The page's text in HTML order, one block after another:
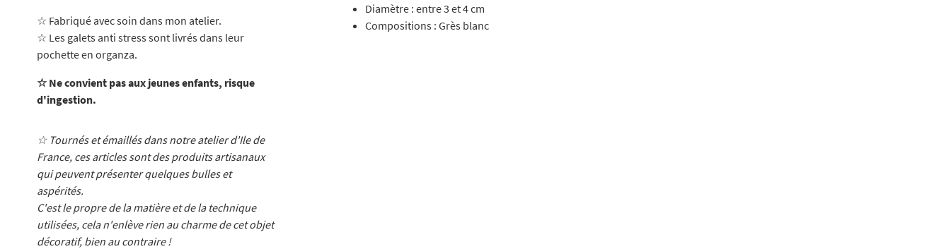
☆ Fabriqué avec soin dans mon atelier.
☆ Les galets anti stress sont livrés dans leur
pochette en organza.
☆ Ne convient pas aux jeunes enfants, risque
d'ingestion.
☆ Tournés et émaillés dans notre atelier d'Ile de
France, ces articles sont des produits artisanaux
qui peuvent présenter quelques bulles et
aspérités.
C'est le propre de la matière et de la technique
utilisées, cela n'enlève rien au charme de cet objet
décoratif, bien au contraire !
Diamètre : entre 3 et 4 cm
Compositions : Grès blanc